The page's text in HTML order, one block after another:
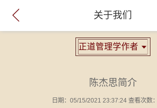
关于我们

正道管理学作者 
陈杰思简介
日期：05/15/2021 23:37:24 查看次数：